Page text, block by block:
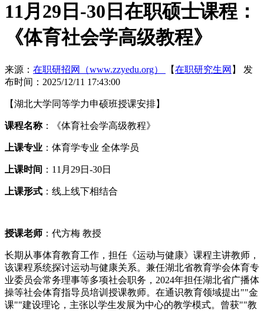
11月29日-30日在职硕士课程：
《体育社会学高级教程》
来源： 在职研招网（www.zzyedu.org） 【在职研究生网 】
发
布时间：2025/12/11 17:43:00
【湖北大学同等学力申硕班授课安排】
课程名称：《体育社会学高级教程》
上课专业 ：体育学专业 全体学员
上课时间 ：11月29日-30日
上课形式 ：线上线下相结合
授课老师 ：代方梅 教授
长期从事体育教育工作，担任《运动与健康》课程主讲教师，
该课程系统探讨运动与健康关系。兼任湖北省教育学会体育专
业委员会常务理事等多项社会职务，2024年担任湖北省广播体
操等社会体育指导员培训授课教师。在通识教育领域提出""金
课""建设理论，主张以学生发展为中心的教学模式。曾获""教